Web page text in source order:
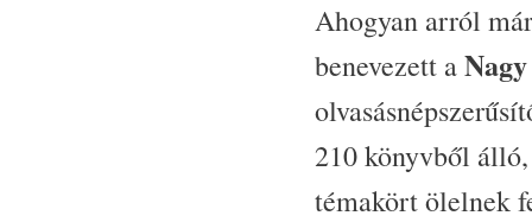
Ahogyan arról
benevezett a
210 könyvből
témakört ölelnek